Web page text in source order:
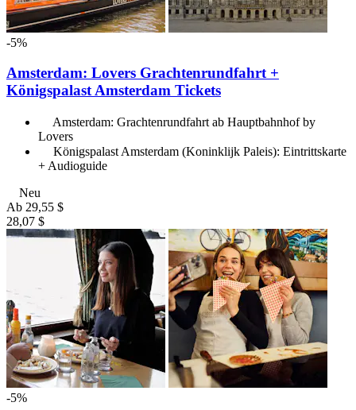
-5%
Amsterdam: Lovers Grachtenrundfahrt +
Königspalast Amsterdam Tickets
Amsterdam: Grachtenrundfahrt ab Hauptbahnhof by
Lovers
Königspalast Amsterdam (Koninklijk Paleis): Eintrittskarte
+ Audioguide
Neu
Ab 29,55 $
28,07 $
-5%